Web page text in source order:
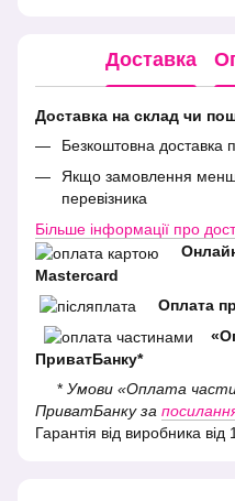
Доставка
Доставка на склад чи
Безкоштовна доставка
Якщо замовлення
перевізника
Більше інформації про
Mastercard
Оплата
ПриватБанку*
* Умови «Оплата
ПриватБанку за
Гарантія від виробника від